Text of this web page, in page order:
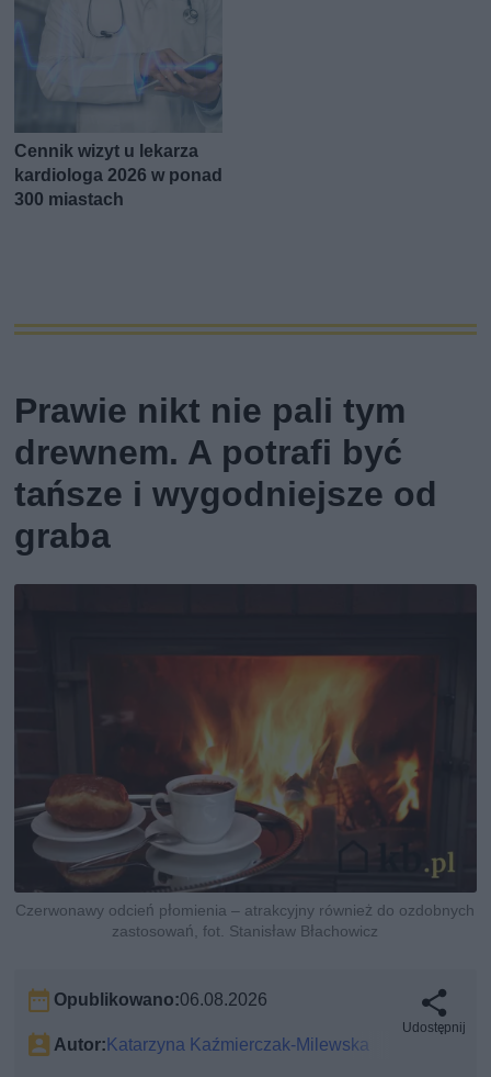
Cennik wizyt u lekarza
kardiologa 2026 w ponad
300 miastach
Prawie nikt nie pali tym
drewnem. A potrafi być
tańsze i wygodniejsze od
graba
Czerwonawy odcień płomienia – atrakcyjny również do ozdobnych
zastosowań, fot. Stanisław Błachowicz
Opublikowano:06.08.2026
Autor:Katarzyna Kaźmierczak-Milewska
Udostępnij